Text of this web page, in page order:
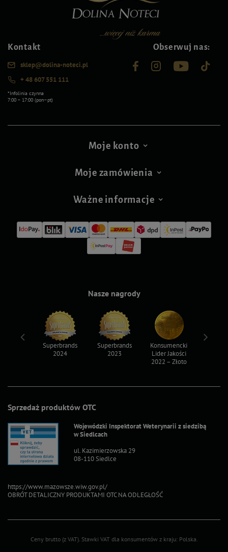
Kontakt
sklep@dolina-noteci.pl
+ 48 607 551 111
*Infolinia czynna
7:00 – 17:00 (pon–pt)
Obserwuj nas:
Moje konto
Moje zamówienia
Ważne informacje
Sprzedaż produktów OTC
Wojewódzki Inspektorat Weterynarii z siedzibą
w Siedlcach
ul. Kazimierzowska 29
08-110 Siedlce
https://www.mazowsze.wiw.gov.pl/
OBRÓT DETALICZNY PRODUKTAMI OTC NA ODLEGŁOŚĆ
Nasze nagrody
Superbrands
2024
Superbrands
2023
Konsumencki
Lider Jakości
2022 – Złoto
Ceny brutto (z VAT). Stawki VAT dla konsumentów z kraju: Polska